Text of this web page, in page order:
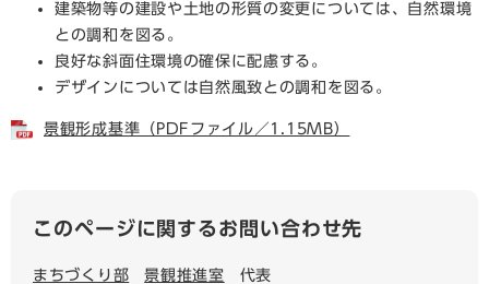
建築物等の建設や土地の形質の変更については、自然環境
との調和を図る。
良好な斜面住環境の確保に配慮する。
デザインについては自然風致との調和を図る。
景観形成基準（PDFファイル／1.15MB）
このページに関するお問い合わせ先
まちづくり部 景観推進室 代表